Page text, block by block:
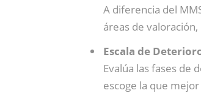
A diferencia del
áreas de
Escala de
Evalúa las fases de
escoge la que